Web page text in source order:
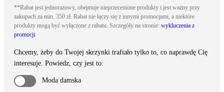
**Rabat jest jednorazowy, obejmuje nieprzecenione produkty i jest ważny przy
zakupach za min. 350 zł. Rabat nie łączy się z innymi promocjami, a niektóre
produkty mogą być wyłączone z rabatu. Szczegóły na stronie: wykluczenia z
promocji.
Chcemy, żeby do Twojej skrzynki trafiało tylko to, co naprawdę Cię
interesuje. Powiedz, czy jest to:
Moda damska